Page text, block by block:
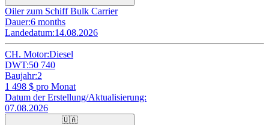
Oiler zum Schiff Bulk Carrier
Dauer:6 months
Landedatum:14.08.2026
CH. Motor:Diesel
DWT:50 740
Baujahr:2
1 498 $ pro Monat
Datum der Erstellung/Aktualisierung:
07.08.2026
🇺🇦